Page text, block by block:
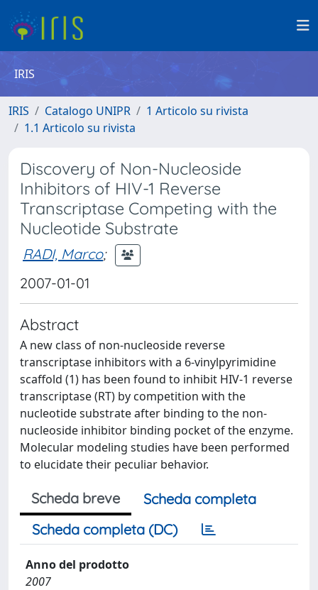
IRIS
IRIS Catalogo UNIPR
1 Articolo su rivista
1.1 Articolo su rivista
Discovery of Non-Nucleoside
Inhibitors of HIV-1 Reverse
Transcriptase Competing with the
Nucleotide Substrate
RADI, Marco;
2007-01-01
Abstract
A new class of non-nucleoside reverse
transcriptase inhibitors with a 6-vinylpyrimidine
scaffold (1) has been found to inhibit HIV-1 reverse
transcriptase (RT) by competition with the
nucleotide substrate after binding to the non-
nucleoside inhibitor binding pocket of the enzyme.
Molecular modeling studies have been performed
to elucidate their peculiar behavior.
Scheda breve
Scheda completa
Scheda completa (DC)
Anno del prodotto
2007